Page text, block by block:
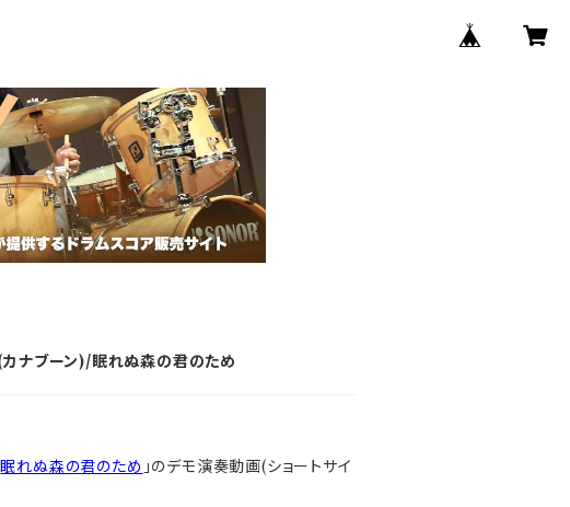
ナブーン)/眠れぬ森の君のため
眠れぬ森の君のため 」のデモ演奏動画(ショートサイ